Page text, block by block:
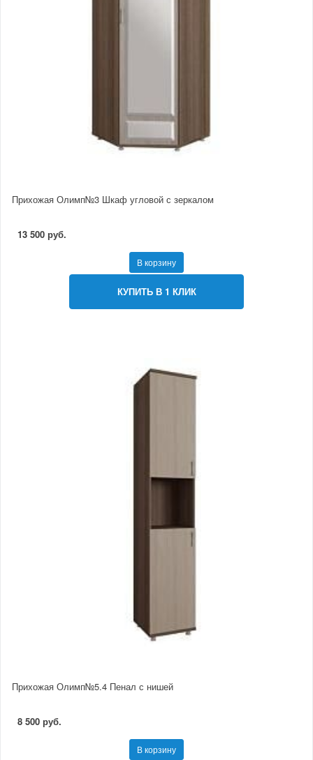
Прихожая Олимп№3 Шкаф угловой с зеркалом
13 500 руб.
В корзину
КУПИТЬ В 1 КЛИК
Прихожая Олимп№5.4 Пенал с нишей
8 500 руб.
В корзину